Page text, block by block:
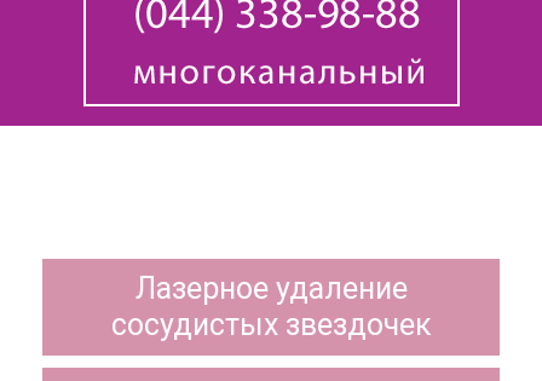
Лазерное удаление
сосудистых звездочек